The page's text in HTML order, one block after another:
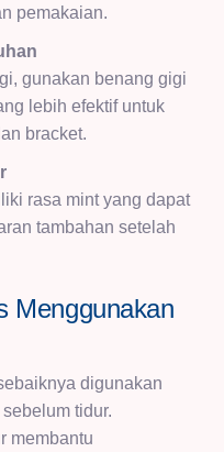
pemakaian.
gunakan benang gigi
lebih efektif untuk
bracket.
rasa mint yang dapat
tambahan setelah
Menggunakan
digunakan
tidur.
membantu